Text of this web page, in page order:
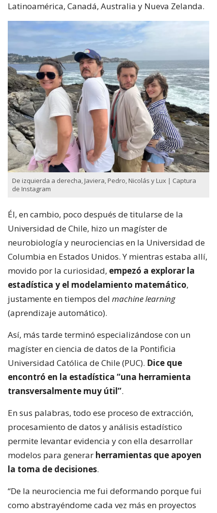
Latinoamérica, Canadá, Australia y Nueva Zelanda.
De izquierda a derecha, Javiera, Pedro, Nicolás y Lux | Captura
de Instagram
Él, en cambio, poco después de titularse de la
Universidad de Chile, hizo un magíster de
neurobiología y neurociencias en la Universidad de
Columbia en Estados Unidos. Y mientras estaba allí,
movido por la curiosidad, empezó a explorar la
estadística y el modelamiento matemático,
justamente en tiempos del machine learning
(aprendizaje automático).
Así, más tarde terminó especializándose con un
magíster en ciencia de datos de la Pontificia
Universidad Católica de Chile (PUC). Dice que
encontró en la estadística “una herramienta
transversalmente muy útil”.
En sus palabras, todo ese proceso de extracción,
procesamiento de datos y análisis estadístico
permite levantar evidencia y con ella desarrollar
modelos para generar herramientas que apoyen
la toma de decisiones.
“De la neurociencia me fui deformando porque fui
como abstrayéndome cada vez más en proyectos